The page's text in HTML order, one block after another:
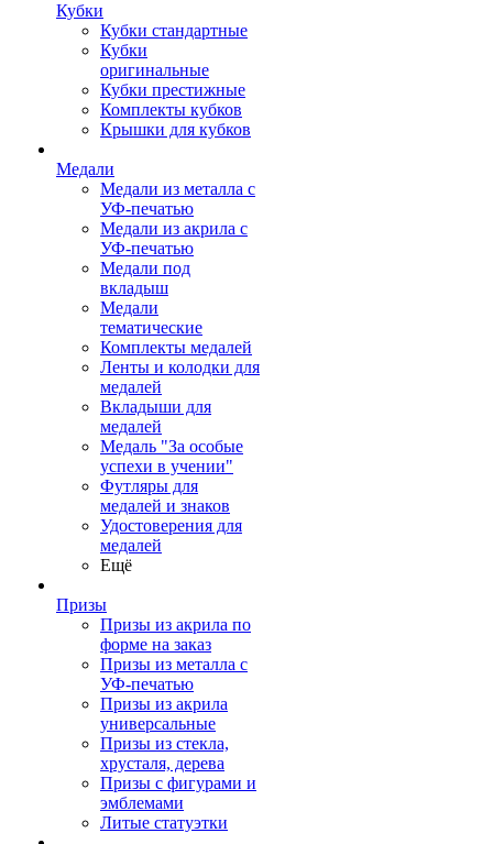
Кубки
Кубки стандартные
Кубки
оригинальные
Кубки престижные
Комплекты кубков
Крышки для кубков
Медали
Медали из металла с
УФ-печатью
Медали из акрила с
УФ-печатью
Медали под
вкладыш
Медали
тематические
Комплекты медалей
Ленты и колодки для
медалей
Вкладыши для
медалей
Медаль "За особые
успехи в учении"
Футляры для
медалей и знаков
Удостоверения для
медалей
Ещё
Призы
Призы из акрила по
форме на заказ
Призы из металла с
УФ-печатью
Призы из акрила
универсальные
Призы из стекла,
хрусталя, дерева
Призы с фигурами и
эмблемами
Литые статуэтки